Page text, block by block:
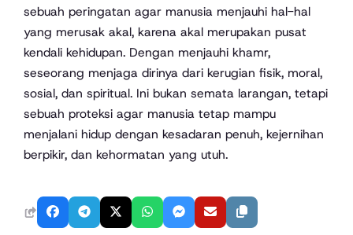
sebuah peringatan agar manusia menjauhi hal-hal
yang merusak akal, karena akal merupakan pusat
kendali kehidupan. Dengan menjauhi khamr,
seseorang menjaga dirinya dari kerugian fisik, moral,
sosial, dan spiritual. Ini bukan semata larangan, tetapi
sebuah proteksi agar manusia tetap mampu
menjalani hidup dengan kesadaran penuh, kejernihan
berpikir, dan kehormatan yang utuh.